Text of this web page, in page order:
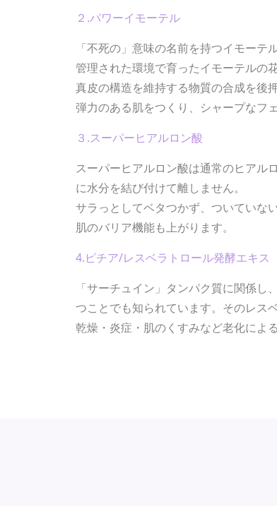
２.パワーイモーテル
「不死の」意味の名前を持つイモーテル
管理された環境で育ったイモーテルの
真皮の構造を維持する物質の合成を後
弾力のある肌をつくり、シャープなフ
３.スーパーヒアルロン酸
スーパーヒアルロン酸は通常のヒアル
に水分を結び付けて離しません。
サラっとしてベタつかず、ついていな
肌のバリア機能も上がります。
4.ピチア/レスベラトロール発酵エキス
「サーチュイン」タンパク質に関係
つことでも知られています。そのレス
乾燥・炎症・肌のくすみなど老化によ